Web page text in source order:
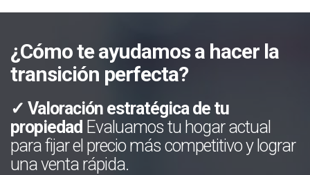
¿Cómo te ayudamos a hacer la
transición perfecta?
✓ Valoración estratégica de tu
propiedad Evaluamos tu hogar actual
para fijar el precio más competitivo y lograr
una venta rápida.